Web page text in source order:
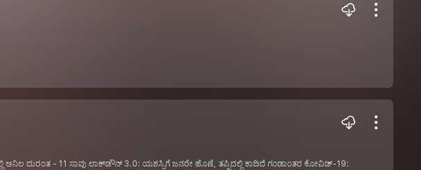
ಅನಿಲ ದುರಂತ - 11 ಸಾವು ಲಾಕ್‌ಡೌನ್ 3.0: ಯಶಸ್ಸಿಗೆ ಜನರೇ ಹೊಣೆ, ತಪ್ಪಿದಲ್ಲಿ ಕಾದಿದೆ ಗಂಡಾಂತರ ಕೋವಿಡ್-19: